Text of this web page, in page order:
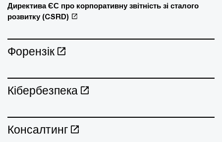
Директива ЄС про корпоративну звітність зі сталого
розвитку (CSRD)
Форензік
Кібербезпека
Консалтинг